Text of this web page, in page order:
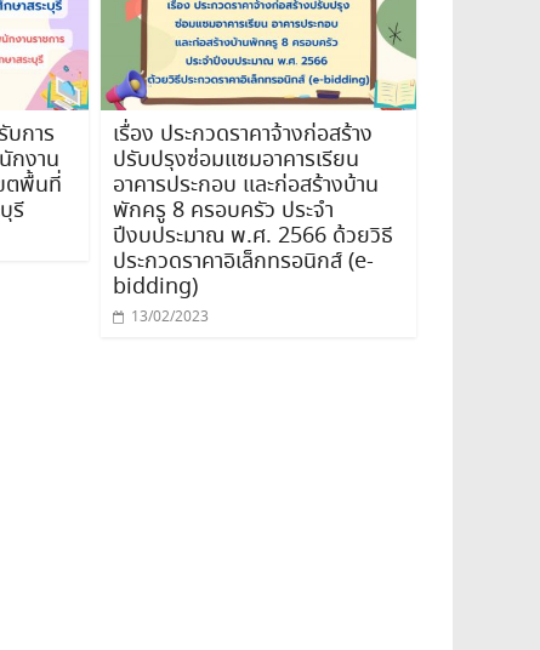
บการ
กงาน
ตพื้นที่
รี
เรื่อง ประกวดราคาจ้างก่อสร้าง
ปรับปรุงซ่อมแซมอาคารเรียน
อาคารประกอบ และก่อสร้างบ้าน
พักครู 8 ครอบครัว ประจำ
ปีงบประมาณ พ.ศ. 2566 ด้วยวิธี
ประกวดราคาอิเล็กทรอนิกส์ (e-
bidding)
13/02/2023